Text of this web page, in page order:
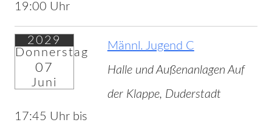
19:00 Uhr
2029
Donnerstag
07
Juni
17:45 Uhr bis
Männl. Jugend C
Halle und Außenanlagen Auf
der Klappe, Duderstadt